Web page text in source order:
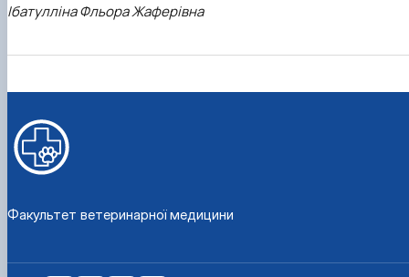
Ібатулліна Фльора Жаферівна
Факультет ветеринарної медицини